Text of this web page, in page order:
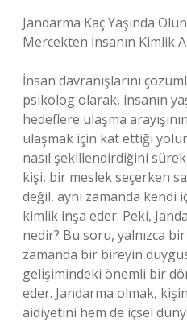
Jandarma Kaç Yaşında
Mercekten İnsanın Kimlik
İnsan davranışlarını
psikolog olarak, insanın
hedeflere ulaşma
ulaşmak için kat ettiği
nasıl şekillendirdiğini
kişi, bir meslek seçerken
değil, aynı zamanda kendi
kimlik inşa eder. Peki,
nedir? Bu soru, yalnızca
zamanda bir bireyin
gelişimindeki önemli bir
eder. Jandarma olmak,
aidiyetini hem de içsel